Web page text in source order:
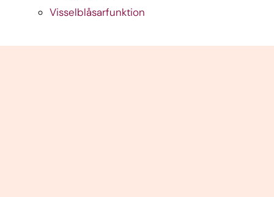
Visselblåsarfunktion